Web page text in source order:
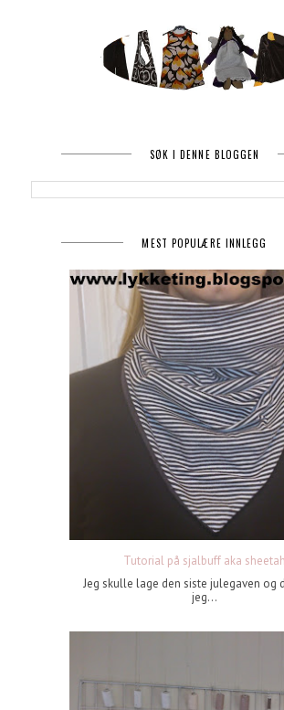
SØK I DENNE BLOGGEN
MEST POPULÆRE INNLEGG
Tutorial på sjalbuff aka sheetah
Jeg skulle lage den siste julegaven og
jeg...